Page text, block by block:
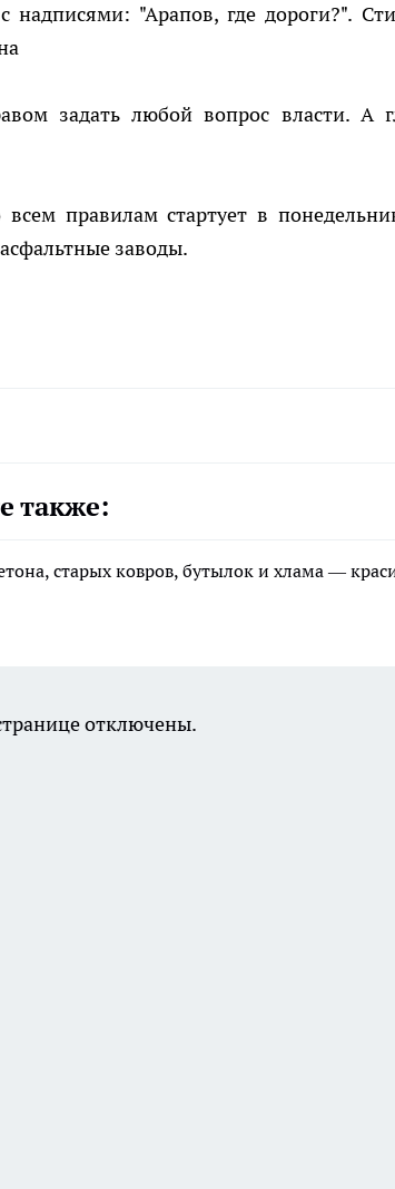
надписями: "Арапов, где дороги?".
задать любой вопрос власти. А
правилам стартует в
заводы.
также:
старых ковров, бутылок и хлама —
отключены.